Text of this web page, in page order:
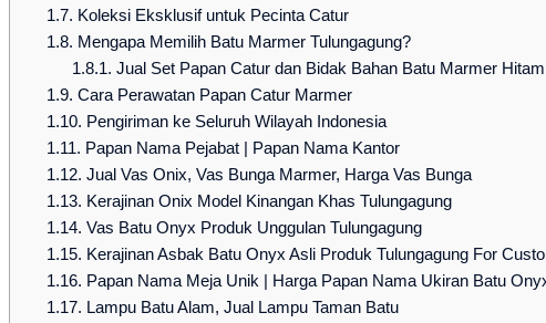
1.7. Koleksi Eksklusif untuk Pecinta Catur
1.8. Mengapa Memilih Batu Marmer Tulungagung?
1.8.1. Jual Set Papan Catur dan Bidak Bahan Batu Marmer
1.9. Cara Perawatan Papan Catur Marmer
1.10. Pengiriman ke Seluruh Wilayah Indonesia
1.11. Papan Nama Pejabat | Papan Nama Kantor
1.12. Jual Vas Onix, Vas Bunga Marmer, Harga Vas Bunga
1.13. Kerajinan Onix Model Kinangan Khas Tulungagung
1.14. Vas Batu Onyx Produk Unggulan Tulungagung
1.15. Kerajinan Asbak Batu Onyx Asli Produk Tulungagung For
1.16. Papan Nama Meja Unik | Harga Papan Nama Ukiran Batu
1.17. Lampu Batu Alam, Jual Lampu Taman Batu